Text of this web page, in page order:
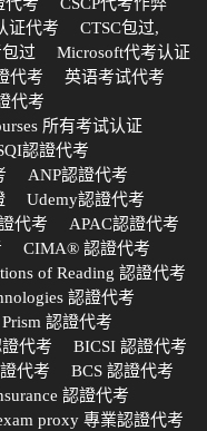
代考
CSCP代考作弊
证代考
CTSC包过,
过
Microsoft代考认证
代考
英语考试代考
代考
所有考试认证
認證代考
ANP認證代考
Udemy認證代考
代考
APAC認證代考
CIMA® 認證代考
of Reading 認證代考
認證代考
認證代考
代考
BICSI 認證代考
代考
BCS 認證代考
認證代考
proxy 專業認證代考